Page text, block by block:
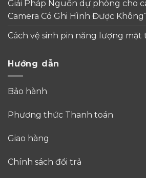
Giải Pháp Nguồn dự phòng cho
Camera Có Ghi Hình Được
Cách vệ sinh pin năng lượng mặt
Hướng dẫn
Bảo hành
Phương thức Thanh toán
Giao hàng
Chính sách đổi trả